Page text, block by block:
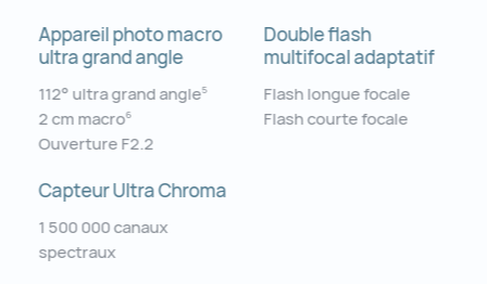
Appareil photo macro
ultra grand angle
112° ultra grand angle5
2 cm macro6
Ouverture F2.2
Capteur Ultra Chroma
1 500 000 canaux
spectraux
Double flash
multifocal adaptatif
Flash longue focale
Flash courte focale